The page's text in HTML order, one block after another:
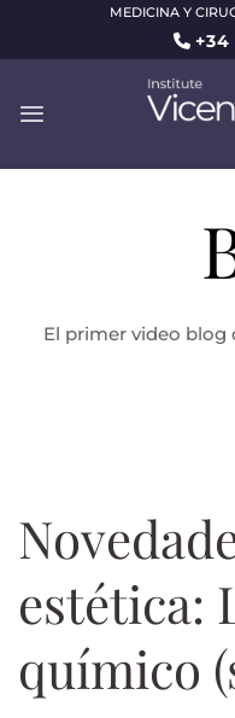
MEDICINA Y
+34
El primer video blog
estética:
químico